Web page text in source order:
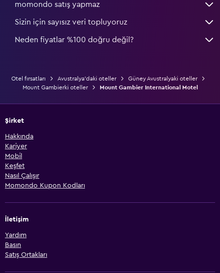
momondo satış yapmaz
Sizin için sayısız veri topluyoruz
Neden fiyatlar %100 doğru değil?
Otel fırsatları Avustralya'daki oteller
Güney Avustralyaki oteller
Mount Gambierki oteller
Mount Gambier International Motel
Şirket
Hakkında
Kariyer
Mobil
Keşfet
Nasıl Çalışır
Momondo Kupon Kodları
İletişim
Yardım
Basın
Satış Ortakları